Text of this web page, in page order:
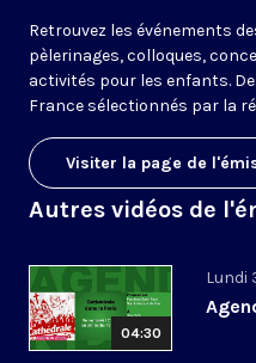
Retrouvez les événements
pèlerinages, colloques,
activités pour les enfants.
France sélectionnés par la
Visiter la page de
Autres vidéos de
04:30
Lundi